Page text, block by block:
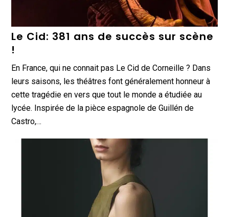
Le Cid: 381 ans de succès sur scène
!
En France, qui ne connait pas Le Cid de Corneille ? Dans
leurs saisons, les théâtres font généralement honneur à
cette tragédie en vers que tout le monde a étudiée au
lycée. Inspirée de la pièce espagnole de Guillén de
Castro,…